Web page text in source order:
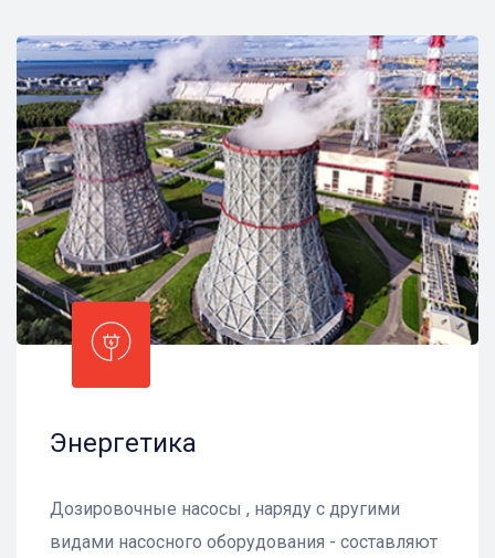
Энергетика
Дозировочные насосы , наряду с другими
видами насосного оборудования - составляют